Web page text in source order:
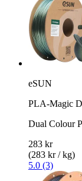
eSUN
PLA-Magic
Dual Colour
283 kr
(283 kr / kg)
5.0 (3)